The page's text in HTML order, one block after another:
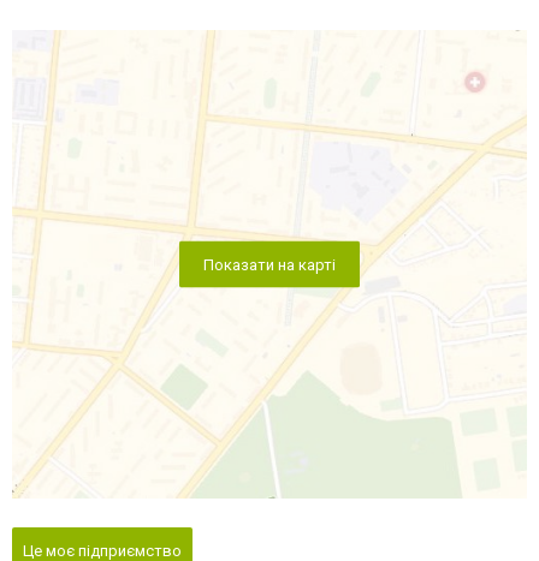
Показати на карті
Це моє підприємство